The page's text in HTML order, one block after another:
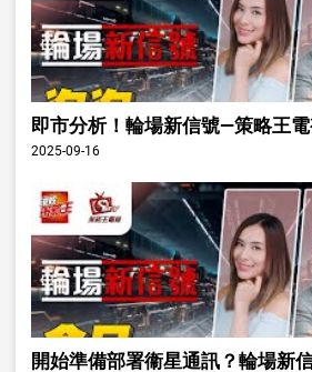
即市分析！輪場新信號—策略王
2025-09-16
開始準備部署衞星通訊？輪場新